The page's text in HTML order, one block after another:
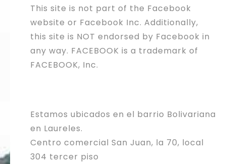
This site is not part of the Facebook
website or Facebook Inc. Additionally,
this site is NOT endorsed by Facebook in
any way. FACEBOOK is a trademark of
FACEBOOK, Inc.
Estamos ubicados en el barrio Bolivariana
en Laureles.
Centro comercial San Juan, la 70, local
304 tercer piso